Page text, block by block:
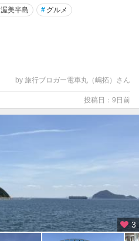
渥美半島 # グルメ
by 旅行ブロガー電車丸（嶋拓）さん
投稿日：9日前
3